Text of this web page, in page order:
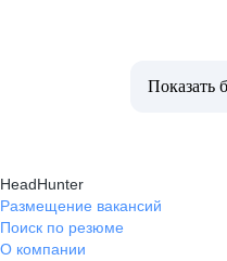
Показать
HeadHunter
Размещение вакансий
Поиск по резюме
О компании